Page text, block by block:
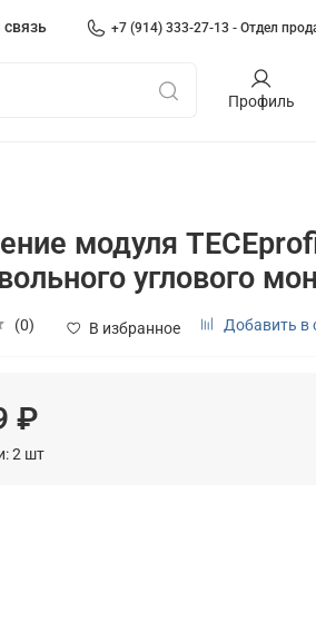
+7 (914) 333-27-13 - Отдел
Профиль
модуля
углового
(0) В избранное Добавить в
₽
2 шт